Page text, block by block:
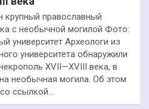
православный
с необычной могилой Фото:
университет Археологи из
университета обнаружили
XVII—XVIII века, в
необычная могила. Об этом
ссылкой…